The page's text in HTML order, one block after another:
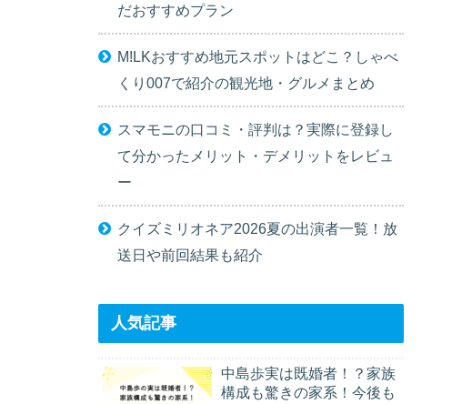
だおすすめプラン
M!LKおすすめ地元スポットはどこ？しゃべ
くり007で紹介の観光地・グルメまとめ
スマモニの口コミ・評判は？実際に登録し
て分かったメリット・デメリットをレビュ
ー
クイズミリオネア2026夏の出演者一覧！放
送日や前回結果も紹介
人気記事
中島歩実は既婚者！？家族
構成も驚きの家系！今後も